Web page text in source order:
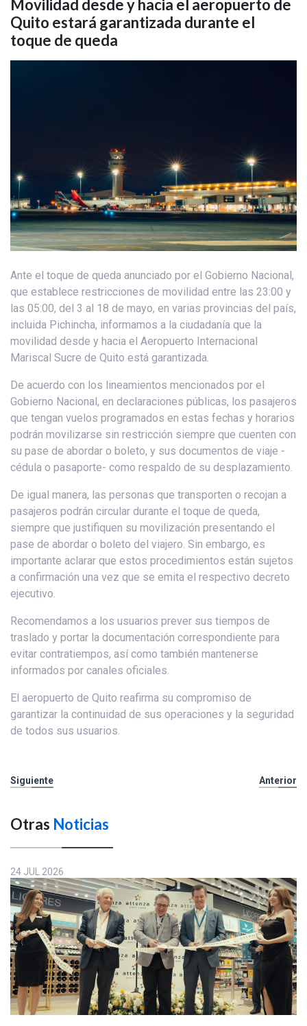
Movilidad desde y hacia el aeropuerto de
Quito estará garantizada durante el
toque de queda
Ante el toque de queda anunciado por el Gobierno Nacional,
que establece restricciones de movilidad entre las 23:00 y
las 05:00, del 3 al 18 de mayo, en varias provincias del país,
incluida Pichincha, informamos a la ciudadanía que la
movilidad desde y hacia el Aeropuerto Internacional
Mariscal Sucre de Quito está garantizada.
De acuerdo con los lineamientos mencionados por el
Gobierno Nacional, en declaraciones públicas, los pasajeros
que tengan vuelos programados en estas fechas y horarios
podrán movilizarse sin restricción siempre que cuenten con
su pase de abordar o boleto, y sus documentos de viaje -
cédula o pasaporte- como respaldo de su desplazamiento.
De igual manera, las personas que transporten o recojan a
pasajeros podrán circular durante el toque de queda,
siempre que justifiquen su movilización presentando el
pase de abordar o boleto del viajero. Sin embargo, es
importante aclarar que estos procedimientos están sujetos
a confirmación una vez que se emita el respectivo decreto
ejecutivo.
Recomendamos a los usuarios prever sus tiempos de
traslado y portar la documentación correspondiente para
evitar contratiempos, así como también mantenerse
informados por canales oficiales.
El aeropuerto de Quito reafirma su compromiso de
garantizar la continuidad de sus operaciones y la seguridad
de todos sus usuarios.
Siguiente Anterior
Otras Noticias
24 JUL 2026